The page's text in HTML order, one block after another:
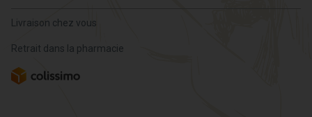
Livraison chez vous
Retrait dans la pharmacie